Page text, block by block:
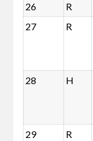
26
R
27
R
28
H
29
R